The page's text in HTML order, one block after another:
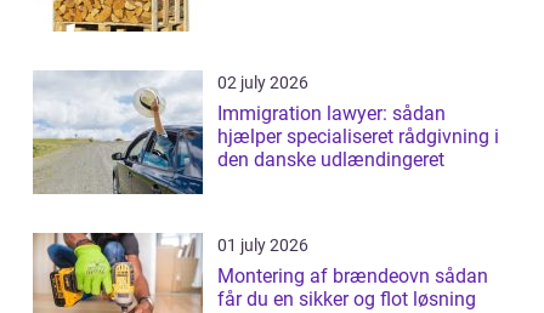
02 july 2026
Immigration lawyer: sådan
hjælper specialiseret rådgivning i
den danske udlændingeret
01 july 2026
Montering af brændeovn sådan
får du en sikker og flot løsning